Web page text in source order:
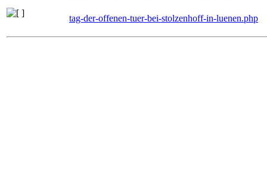
tag-der-offenen-tuer-bei-stolzenhoff-in-luenen.php